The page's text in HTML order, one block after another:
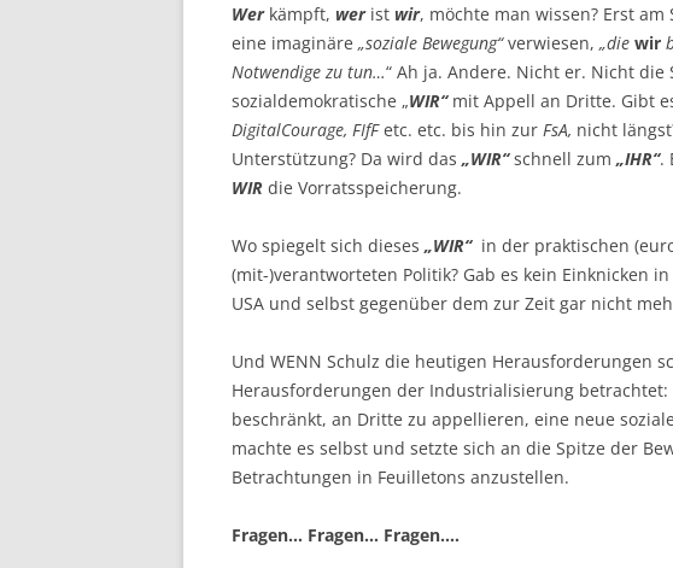
Werkämpft, werist wir, möchte man wissen? Erst
eine imaginäre „soziale Bewegung“verwiesen, „die wir
Notwendige zu tun…“ Ah ja. Andere. Nicht er. Nicht die
sozialdemokratische „WIR“ mit Appell an Dritte. Gibt
DigitalCourage, FIfFetc. etc. bis hin zur FsA, nicht
Unterstützung? Da wird das „WIR“schnell zum „IHR“.
WIR die Vorratsspeicherung.
Wo spiegelt sich dieses „WIR“in der praktischen
(mit-)verantworteten Politik? Gab es kein Einknicken
USA und selbst gegenüber dem zur Zeit gar nicht
Und WENN Schulz die heutigen Herausforderungen
Herausforderungen der Industrialisierung betrachtet:
beschränkt, an Dritte zu appellieren, eine neue
machte es selbst und setzte sich an die Spitze der
Betrachtungen in Feuilletons anzustellen.
Fragen… Fragen… Fragen….